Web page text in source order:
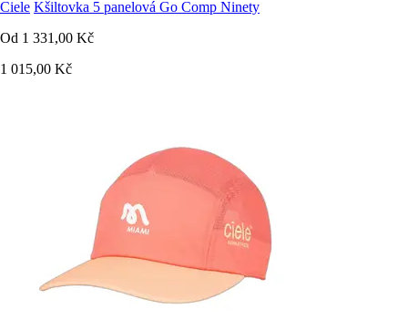
Ciele Kšiltovka 5 panelová Go Comp Ninety
Od 1 331,00 Kč
1 015,00 Kč